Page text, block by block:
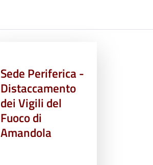
Sede Periferica -
Distaccamento
dei Vigili del
Fuoco di
Amandola